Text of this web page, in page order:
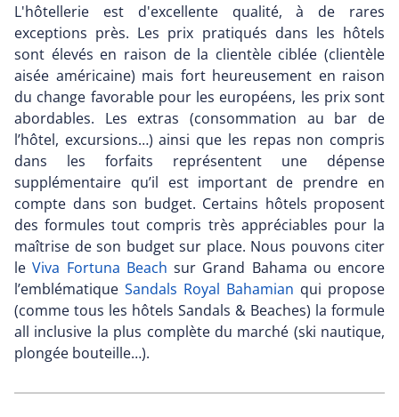
L'hôtellerie est d'excellente qualité, à de rares
exceptions près. Les prix pratiqués dans les hôtels
sont élevés en raison de la clientèle ciblée (clientèle
aisée américaine) mais fort heureusement en raison
du change favorable pour les européens, les prix sont
abordables. Les extras (consommation au bar de
l’hôtel, excursions…) ainsi que les repas non compris
dans les forfaits représentent une dépense
supplémentaire qu’il est important de prendre en
compte dans son budget. Certains hôtels proposent
des formules tout compris très appréciables pour la
maîtrise de son budget sur place. Nous pouvons citer
leViva Fortuna Beach sur Grand Bahama ou encore
l’emblématique Sandals Royal Bahamian qui propose
(comme tous les hôtels Sandals & Beaches) la formule
all inclusive la plus complète du marché (ski nautique,
plongée bouteille…).